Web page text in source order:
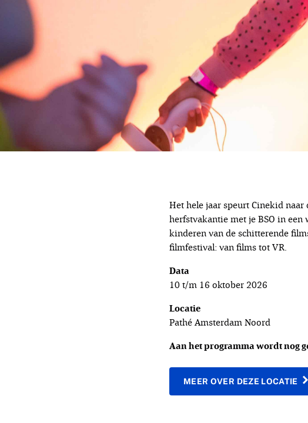
Het hele jaar speurt Cinekid
herfstvakantie met je BSO in
kinderen van de schitterende
filmfestival: van films tot VR.
Data
10 t/m 16 oktober 2026
Locatie
Pathé Amsterdam Noord
Aan het programma wordt nog
MEER OVER DEZE LOCATIE